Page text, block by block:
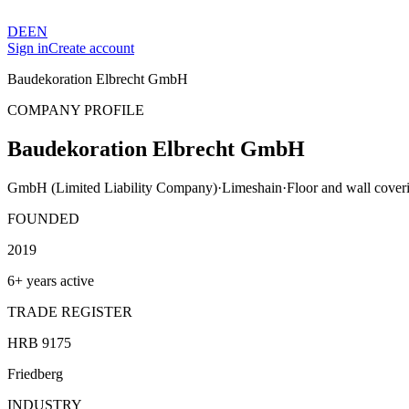
DEEN
Sign inCreate account
Baudekoration Elbrecht GmbH
COMPANY PROFILE
Baudekoration Elbrecht GmbH
GmbH (Limited Liability Company)·Limeshain·Floor and wall
FOUNDED
2019
6+ years active
TRADE REGISTER
HRB 9175
Friedberg
INDUSTRY